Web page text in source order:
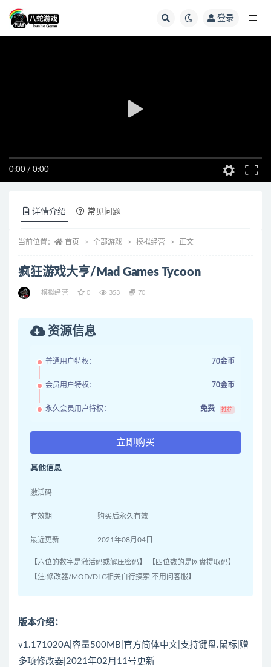
登录
0:00 / 0:00
详情介绍 常见问题
当前位置： 首页 全部游戏 模拟经营 正文
疯狂游戏大亨/Mad Games Tycoon
模拟经营 0 353 70
资源信息
普通用户特权： 70金币
会员用户特权： 70金币
永久会员用户特权： 免费 推荐
立即购买
其他信息
激活码
有效期 购买后永久有效
最近更新 2021年08月04日
【六位的数字是激活码或解压密码】 【四位数的是网盘提取码】
【注:修改器/MOD/DLC相关自行摸索,不用问客服】
版本介绍：
v1.171020A|容量500MB|官方简体中文|支持键盘.鼠标|赠
多项修改器|2021年02月11号更新